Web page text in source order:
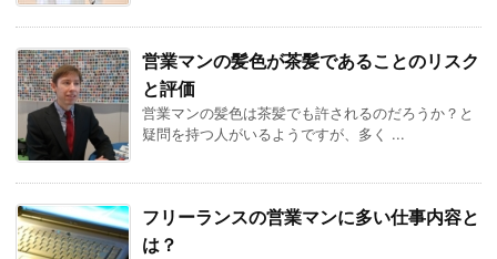
営業マンの髪色が茶髪であることのリスク
と評価
営業マンの髪色は茶髪でも許されるのだろうか？と
疑問を持つ人がいるようですが、多く ...
フリーランスの営業マンに多い仕事内容と
は？